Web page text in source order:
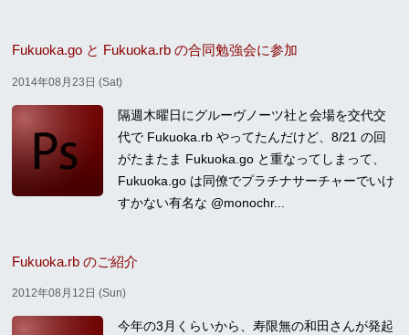
Fukuoka.go と Fukuoka.rb の合同勉強会に参加
2014年08月23日 (Sat)
隔週木曜日にグルーヴノーツ社と会場を交代交
代で Fukuoka.rb やってたんだけど、8/21 の回
がたまたま Fukuoka.go と重なってしまって、
Fukuoka.go は同僚でプラチナサーチャーでいけ
すかない有名な @monochr...
Fukuoka.rb のご紹介
2012年08月12日 (Sun)
今年の3月くらいから、寿限無の和田さんが発起